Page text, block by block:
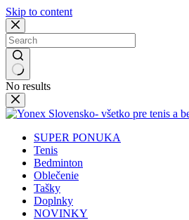
Skip to content
No results
SUPER PONUKA
Tenis
Bedminton
Oblečenie
Tašky
Doplnky
NOVINKY